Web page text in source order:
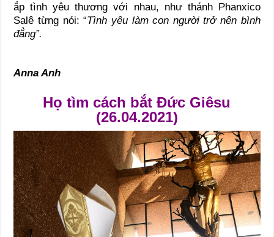
ắp tình yêu thương với nhau, như thánh Phanxico
Salê từng nói: “Tình yêu làm con người trở nên bình
đẳng”.
Anna Anh
Họ tìm cách bắt Đức Giêsu
(26.04.2021)